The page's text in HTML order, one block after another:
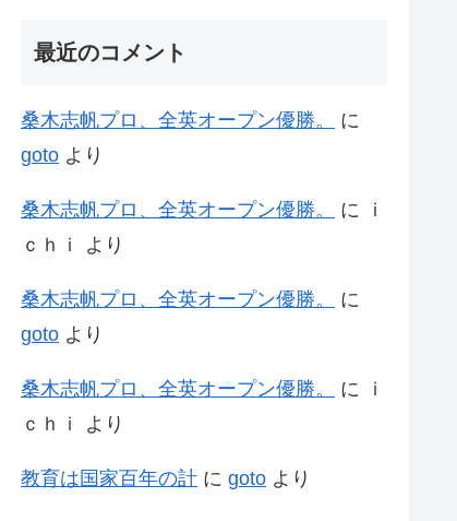
最近のコメント
桑木志帆プロ、全英オープン優勝。
に
goto より
桑木志帆プロ、全英オープン優勝。 に
ｉ
ｃｈｉ
より
桑木志帆プロ、全英オープン優勝。
に
goto より
桑木志帆プロ、全英オープン優勝。 に
ｉ
ｃｈｉ
より
教育は国家百年の計 に goto より